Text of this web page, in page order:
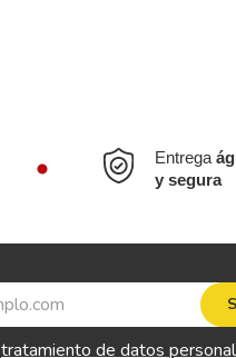
Entrega
y segura
tratamiento de datos